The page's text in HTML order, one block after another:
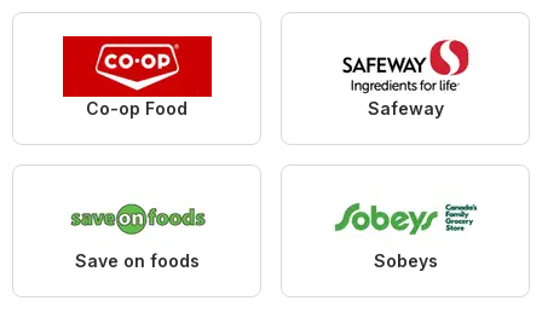
Co-op Food Safeway
Save on foods Sobeys